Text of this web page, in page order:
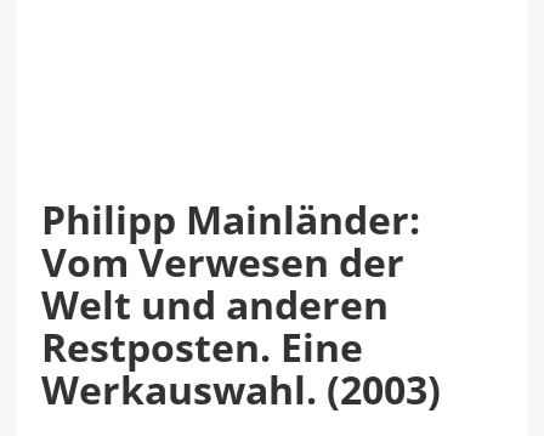
Philipp Mainländer:
Vom Verwesen der
Welt und anderen
Restposten. Eine
Werkauswahl. (2003)